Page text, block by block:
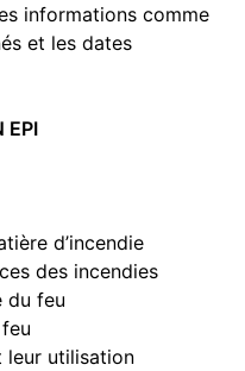
informations comme
et les dates
EPI
d’incendie
des incendies
feu
utilisation